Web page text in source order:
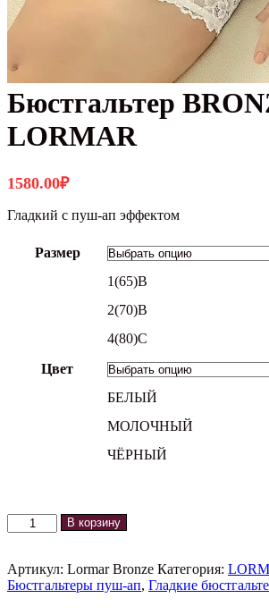
Бюстгальтер
LORMAR
1580.00₽
Гладкий с пуш-ап эффектом
Размер
1(65)B
2(70)B
4(80)C
Цвет
БЕЛЫЙ
МОЛОЧНЫЙ
ЧЁРНЫЙ
Количество
товара
BRONZE
LORMAR
В корзину
Артикул: Lormar Bronze Категория:
Бюстгальтеры пуш-ап, Гладкие